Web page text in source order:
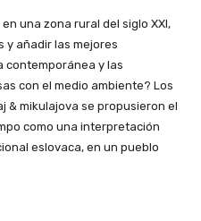
una zona rural del siglo XXI,
y añadir las mejores
y las
con el medio ambiente? Los
& mikulajova se propusieron el
como una interpretación
eslovaca, en un pueblo